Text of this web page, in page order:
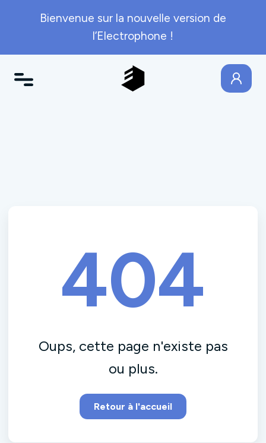
Bienvenue sur la nouvelle version de
l’Electrophone !
404
Oups, cette page n'existe pas
ou plus.
Retour à l'accueil